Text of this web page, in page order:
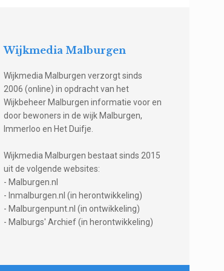
Wijkmedia Malburgen
Wijkmedia Malburgen verzorgt sinds
2006 (online) in opdracht van het
Wijkbeheer Malburgen informatie voor en
door bewoners in de wijk Malburgen,
Immerloo en Het Duifje.
Wijkmedia Malburgen bestaat sinds 2015
uit de volgende websites:
- Malburgen.nl
- Inmalburgen.nl (in herontwikkeling)
- Malburgenpunt.nl (in ontwikkeling)
- Malburgs' Archief (in herontwikkeling)